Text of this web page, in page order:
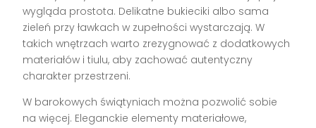
wygląda prostota. Delikatne bukieciki albo sama
zieleń przy ławkach w zupełności wystarczają. W
takich wnętrzach warto zrezygnować z dodatkowych
materiałów i tiulu, aby zachować autentyczny
charakter przestrzeni.
W barokowych świątyniach można pozwolić sobie
na więcej. Eleganckie elementy materiałowe,